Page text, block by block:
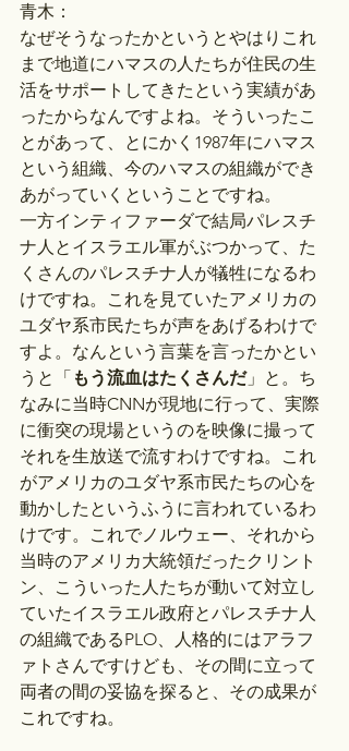
青木：
なぜそうなったかというとやはりこれ
まで地道にハマスの人たちが住民の生
活をサポートしてきたという実績があ
ったからなんですよね。そういったこ
とがあって、とにかく1987年にハマス
という組織、今のハマスの組織ができ
あがっていくということですね。
一方インティファーダで結局パレスチ
ナ人とイスラエル軍がぶつかって、た
くさんのパレスチナ人が犠牲になるわ
けですね。これを見ていたアメリカの
ユダヤ系市民たちが声をあげるわけで
すよ。なんという言葉を言ったかとい
うと「 もう流血はたくさんだ」と。ち
なみに当時CNNが現地に行って、実際
に衝突の現場というのを映像に撮って
それを生放送で流すわけですね。これ
がアメリカのユダヤ系市民たちの心を
動かしたというふうに言われているわ
けです。これでノルウェー、それから
当時のアメリカ大統領だったクリント
ン、こういった人たちが動いて対立し
ていたイスラエル政府とパレスチナ人
の組織であるPLO、人格的にはアラフ
ァトさんですけども、その間に立って
両者の間の妥協を探ると、その成果が
これですね。